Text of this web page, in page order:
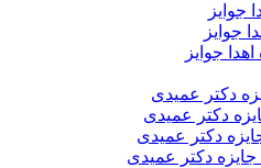
جوایز
جوایز
جوایز
دکتر عمیدی
دکتر عمیدی
دکتر عمیدی
دکتر عمیدی